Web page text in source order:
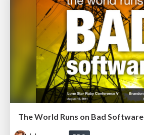
The World Runs on Bad Software